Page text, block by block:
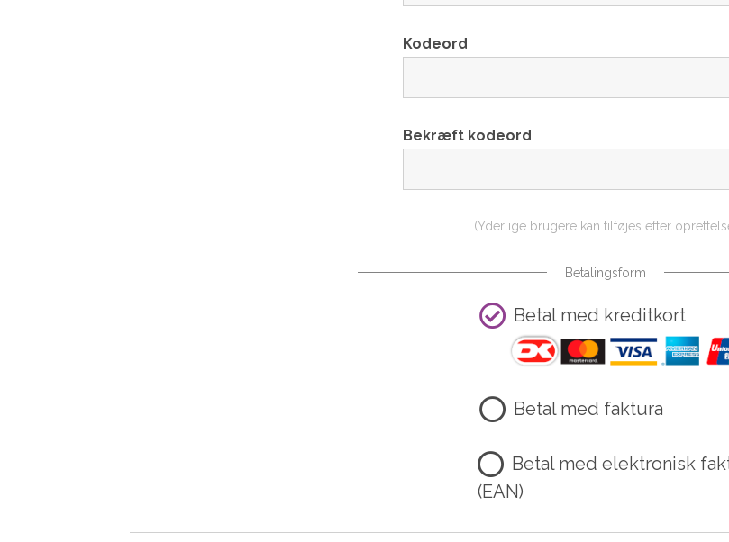
Kodeord
Bekræft kodeord
(Yderlige brugere kan tilføjes efter
Betalingsform
Betal med kreditkort
Betal med faktura
Betal med elektronisk
(EAN)